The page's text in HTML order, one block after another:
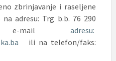
zbrinjavanje i raseljene
adresu: Trg b.b. 76 290
e-mail adresu:
ili na telefon/faks: